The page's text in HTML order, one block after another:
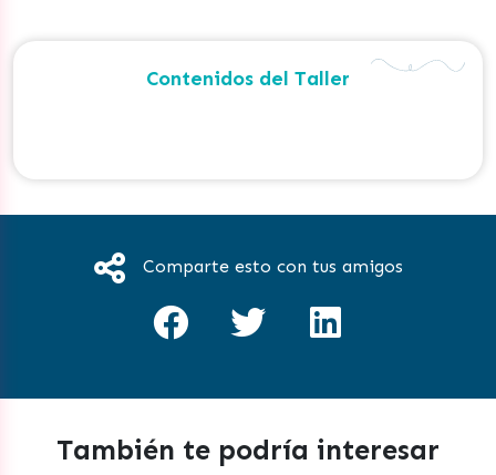
Contenidos del Taller
Comparte esto con tus amigos
También te podría interesar